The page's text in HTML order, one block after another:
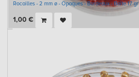
Rocailles - 2 mm ø - Opaques - Bordeaux - Boîte 17 gr
1,00 €